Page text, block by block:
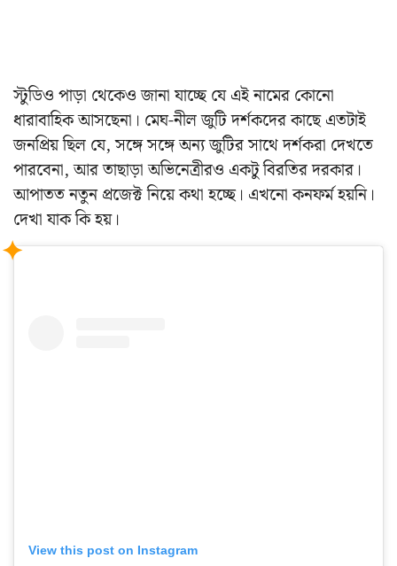
স্টুডিও পাড়া থেকেও জানা যাচ্ছে যে এই নামের কোনো
ধারাবাহিক আসছেনা। মেঘ-নীল জুটি দর্শকদের কাছে এতটাই
জনপ্রিয় ছিল যে, সঙ্গে সঙ্গে অন্য জুটির সাথে দর্শকরা দেখতে
পারবেনা, আর তাছাড়া অভিনেত্রীরও একটু বিরতির দরকার।
আপাতত নতুন প্রজেক্ট নিয়ে কথা হচ্ছে। এখনো কনফর্ম হয়নি।
দেখা যাক কি হয়।
View this post on Instagram